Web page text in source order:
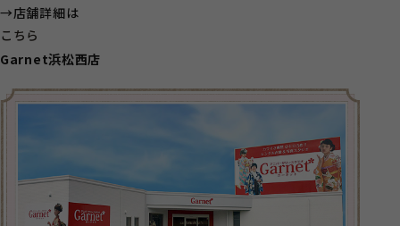
→店舗詳細は
こちら
Garnet浜松西店